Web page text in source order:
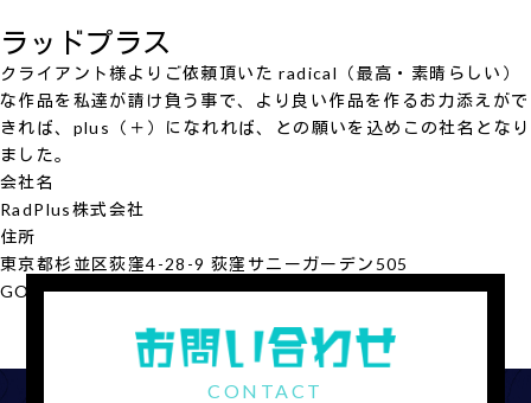
ラッドプラス
クライアント様よりご依頼頂いた radical（最高・素晴らしい）
な作品を私達が請け負う事で、より良い作品を作るお力添えがで
きれば、plus（＋）になれれば、との願いを込めこの社名となり
ました。
会社名
RadPlus株式会社
住所
東京都杉並区荻窪4-28-9 荻窪サニーガーデン505
GOOGLE MAP
会社概要を見る
CONTACT